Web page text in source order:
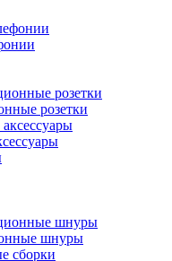
розетки
шнуры